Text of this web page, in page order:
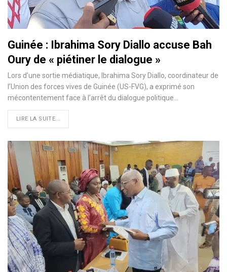
Guinée : Ibrahima Sory Diallo accuse Bah
Oury de « piétiner le dialogue »
Lors d’une sortie médiatique, Ibrahima Sory Diallo, coordinateur de
l’Union des forces vives de Guinée (US-FVG), a exprimé son
mécontentement face à l’arrêt du dialogue politique…
LIRE LA SUITE...